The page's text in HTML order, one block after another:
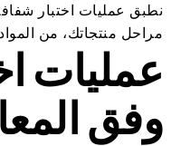
نطبق عمليات اختبار
مراحل منتجاتك، من المواد
عمليات
وفق